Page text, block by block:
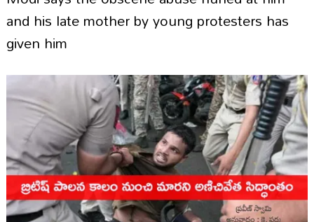
and his late mother by young protesters has
given him